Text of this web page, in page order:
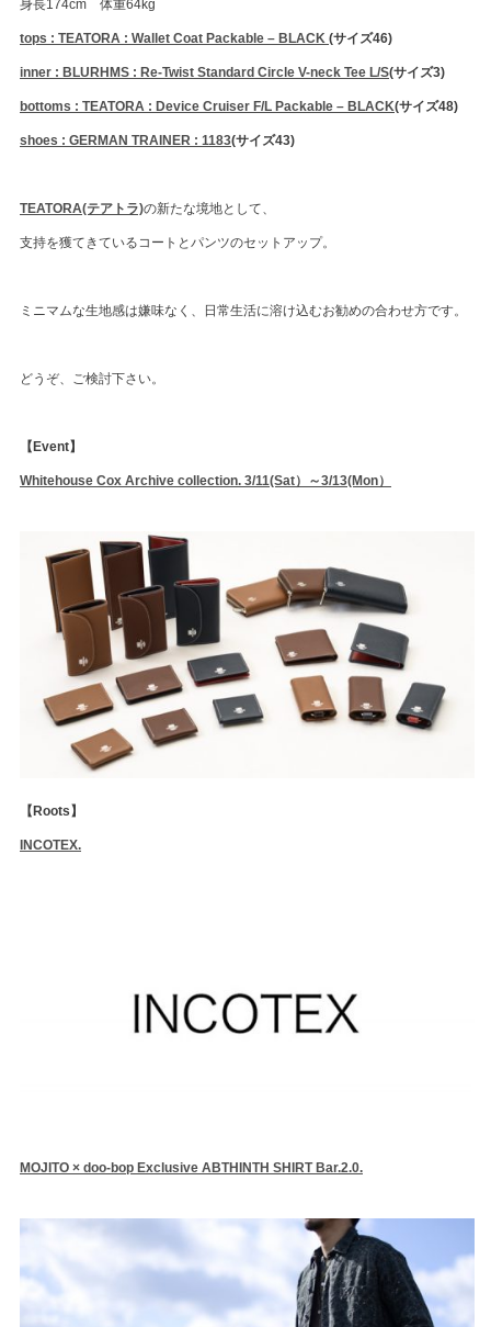
身長174cm 体重64kg
tops : TEATORA : Wallet Coat Packable – BLACK (サイズ46)
inner : BLURHMS : Re-Twist Standard Circle V-neck Tee L/S(サイズ3)
bottoms : TEATORA : Device Cruiser F/L Packable – BLACK(サイズ48)
shoes : GERMAN TRAINER : 1183(サイズ43)
TEATORA(テアトラ)の新たな境地として、
支持を獲てきているコートとパンツのセットアップ。
ミニマムな生地感は嫌味なく、日常生活に溶け込むお勧めの合わせ方です。
どうぞ、ご検討下さい。
【Event】
Whitehouse Cox Archive collection. 3/11(Sat）～3/13(Mon）
【Roots】
INCOTEX.
MOJITO × doo-bop Exclusive ABTHINTH SHIRT Bar.2.0.